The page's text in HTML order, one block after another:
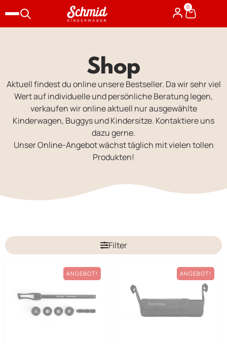
0
Shop
Aktuell findest du online unsere Bestseller. Da wir sehr viel
Wert auf individuelle und persönliche Beratung legen,
verkaufen wir online aktuell nur ausgewählte
Kinderwagen, Buggys und Kindersitze. Kontaktiere uns
dazu gerne.
Unser Online-Angebot wächst täglich mit vielen tollen
Produkten!
Filter
ANGEBOT! ANGEBOT!